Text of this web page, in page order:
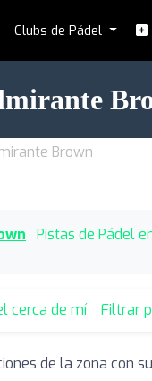
Clubs de Pádel
Brown
Pistas de Pádel
cerca de mí Filtrar
de la zona con